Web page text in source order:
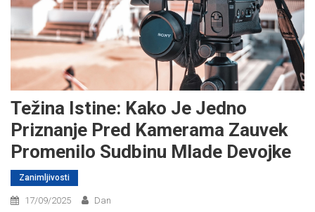
Težina Istine: Kako Je Jedno
Priznanje Pred Kamerama Zauvek
Promenilo Sudbinu Mlade Devojke
Zanimljivosti
17/09/2025 Dan